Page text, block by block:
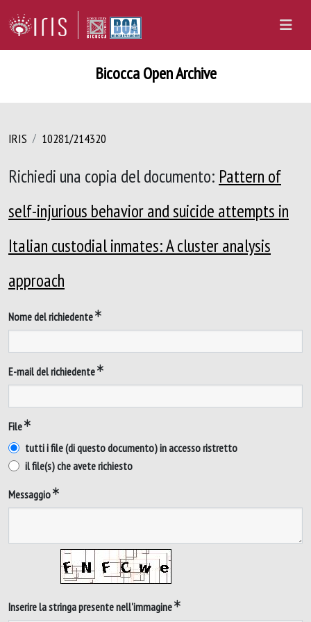
Bicocca Open Archive
IRIS 10281/214320
Richiedi una copia del documento: Pattern of
self-injurious behavior and suicide attempts in
Italian custodial inmates: A cluster analysis
approach
Nome del richiedente
E-mail del richiedente
File
tutti i file (di questo documento) in accesso ristretto
il file(s) che avete richiesto
Messaggio
Inserire la stringa presente nell'immagine